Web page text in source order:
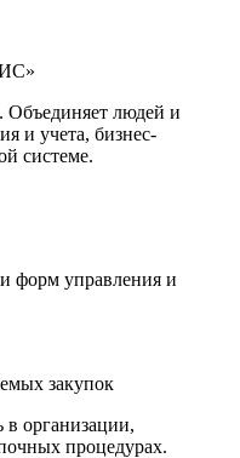
Объединяет людей и
и учета, бизнес-
системе.
форм управления и
закупок
организации,
процедурах.